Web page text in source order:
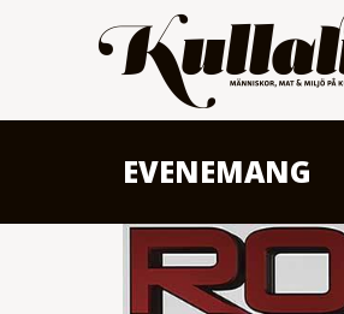
EVENEMANG